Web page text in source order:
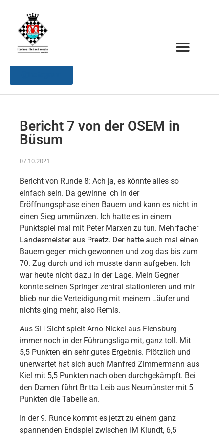
Bericht 7 von der OSEM in
Büsum
07.10.2021
Bericht von Runde 8: Ach ja, es könnte alles so
einfach sein. Da gewinne ich in der
Eröffnungsphase einen Bauern und kann es nicht in
einen Sieg ummünzen. Ich hatte es in einem
Punktspiel mal mit Peter Marxen zu tun. Mehrfacher
Landesmeister aus Preetz. Der hatte auch mal einen
Bauern gegen mich gewonnen und zog das bis zum
70. Zug durch und ich musste dann aufgeben. Ich
war heute nicht dazu in der Lage. Mein Gegner
konnte seinen Springer zentral stationieren und mir
blieb nur die Verteidigung mit meinem Läufer und
nichts ging mehr, also Remis.
Aus SH Sicht spielt Arno Nickel aus Flensburg
immer noch in der Führungsliga mit, ganz toll. Mit
5,5 Punkten ein sehr gutes Ergebnis. Plötzlich und
unerwartet hat sich auch Manfred Zimmermann aus
Kiel mit 5,5 Punkten nach oben durchgekämpft. Bei
den Damen führt Britta Leib aus Neumünster mit 5
Punkten die Tabelle an.
In der 9. Runde kommt es jetzt zu einem ganz
spannenden Endspiel zwischen IM Klundt, 6,5